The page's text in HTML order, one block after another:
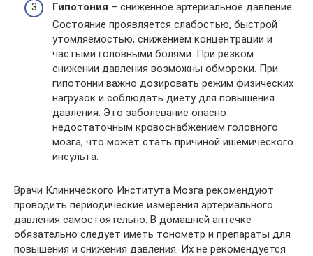
Гипотония – сниженное артериальное давление.
Состояние проявляется слабостью, быстрой
утомляемостью, снижением концентрации и
частыми головными болями. При резком
снижении давления возможны обмороки. При
гипотонии важно дозировать режим физических
нагрузок и соблюдать диету для повышения
давления. Это заболевание опасно
недостаточным кровоснабжением головного
мозга, что может стать причиной ишемического
инсульта.
Врачи Клинического Института Мозга рекомендуют
проводить периодические измерения артериального
давления самостоятельно. В домашней аптечке
обязательно следует иметь тонометр и препараты для
повышения и снижения давления. Их не рекомендуется